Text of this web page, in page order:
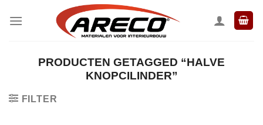
naar
PRODUCTEN GETAGGED “HALVE
KNOPCILINDER”
FILTER